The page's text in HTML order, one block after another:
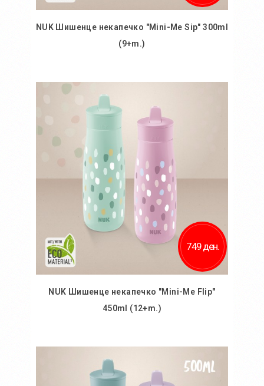
NUK Шишенце некапечко "Mini-Me Sip" 300ml
(9+m.)
Во кошничка
Додај во желби
Додај за споредба
749 ден.
NUK Шишенце некапечко "Mini-Me Flip"
450ml (12+m.)
Во кошничка
Додај во желби